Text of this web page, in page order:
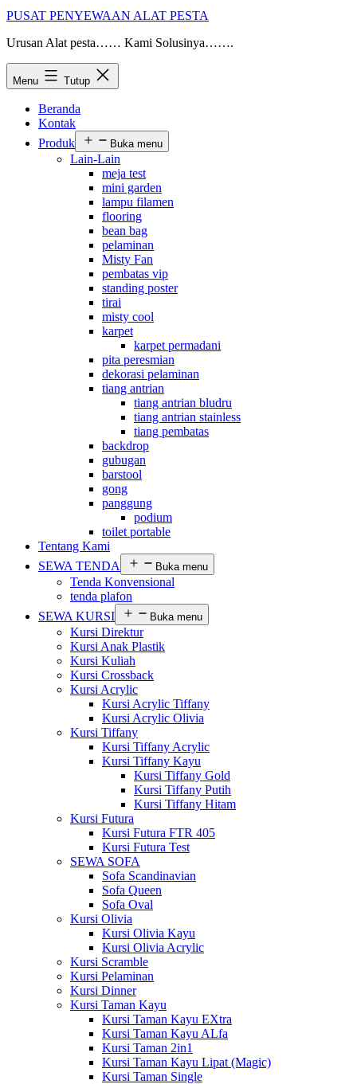
PUSAT PENYEWAAN ALAT PESTA
Urusan Alat pesta…… Kami Solusinya…….
Menu Tutup
Beranda
Kontak
Produk
Buka menu
Lain-Lain
meja test
mini garden
lampu filamen
flooring
bean bag
pelaminan
Misty Fan
pembatas vip
standing poster
tirai
misty cool
karpet
karpet permadani
pita peresmian
dekorasi pelaminan
tiang antrian
tiang antrian bludru
tiang antrian stainless
tiang pembatas
backdrop
gubugan
barstool
gong
panggung
podium
toilet portable
Tentang Kami
SEWA TENDA
Buka menu
Tenda Konvensional
tenda plafon
SEWA KURSI
Buka menu
Kursi Direktur
Kursi Anak Plastik
Kursi Kuliah
Kursi Crossback
Kursi Acrylic
Kursi Acrylic Tiffany
Kursi Acrylic Olivia
Kursi Tiffany
Kursi Tiffany Acrylic
Kursi Tiffany Kayu
Kursi Tiffany Gold
Kursi Tiffany Putih
Kursi Tiffany Hitam
Kursi Futura
Kursi Futura FTR 405
Kursi Futura Test
SEWA SOFA
Sofa Scandinavian
Sofa Queen
Sofa Oval
Kursi Olivia
Kursi Olivia Kayu
Kursi Olivia Acrylic
Kursi Scramble
Kursi Pelaminan
Kursi Dinner
Kursi Taman Kayu
Kursi Taman Kayu EXtra
Kursi Taman Kayu ALfa
Kursi Taman 2in1
Kursi Taman Kayu Lipat (Magic)
Kursi Taman Single